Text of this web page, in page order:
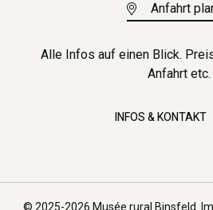
Anfahrt
Alle Infos auf einen Blick.
Anfahrt etc.
INFOS & KONTAKT
© 2025-2026 Musée rural Binsfeld.